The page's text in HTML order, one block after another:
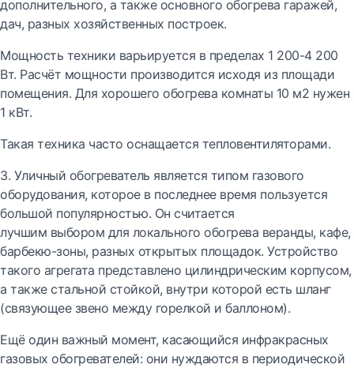
дополнительного, а также основного обогрева гаражей,
дач, разных хозяйственных построек.
Мощность техники варьируется в пределах 1 200-4 200
Вт. Расчёт мощности производится исходя из площади
помещения. Для хорошего обогрева комнаты 10 м2 нужен
1 кВт.
Такая техника часто оснащается тепловентиляторами.
3. Уличный обогреватель является типом газового
оборудования, которое в последнее время пользуется
большой популярностью. Он считается
лучшим выбором для локального обогрева веранды, кафе,
барбекю-зоны, разных открытых площадок. Устройство
такого агрегата представлено цилиндрическим корпусом,
а также стальной стойкой, внутри которой есть шланг
(связующее звено между горелкой и баллоном).
Ещё один важный момент, касающийся инфракрасных
газовых обогревателей: они нуждаются в периодической